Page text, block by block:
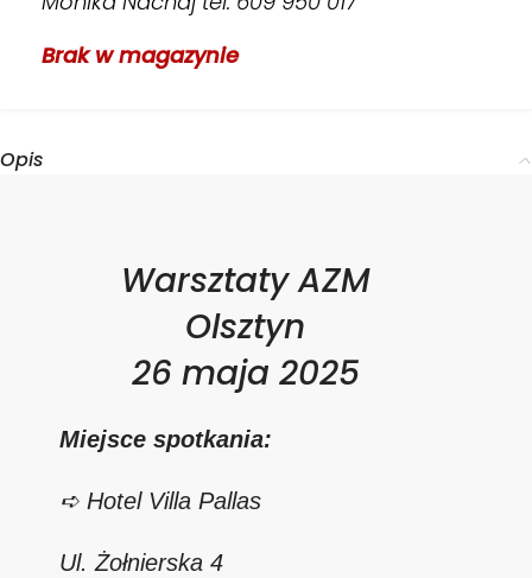
Brak w magazynie
Opis
Warsztaty AZM
Olsztyn
26 maja 2025
Miejsce spotkania:
➪ Hotel Villa Pallas
Ul. Żołnierska 4